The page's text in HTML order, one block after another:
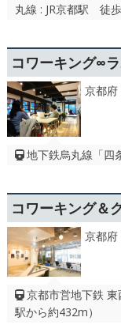
丸線 : JR京都駅 徒
コワーキング∞
京都府
地下鉄烏丸線「四
コワーキング＆
京都府
京都市営地下鉄
駅から約432m）